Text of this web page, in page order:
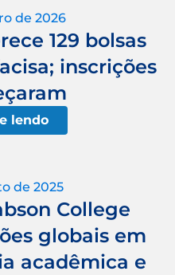
de 2026
129 bolsas
inscrições
lendo
de 2025
College
globais em
acadêmica e